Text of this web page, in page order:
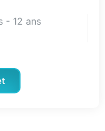
- 12 ans